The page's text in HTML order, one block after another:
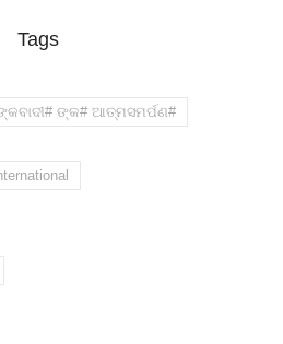
Tags
ଙ୍କ# ଆତ୍ମସମର୍ପଣ#